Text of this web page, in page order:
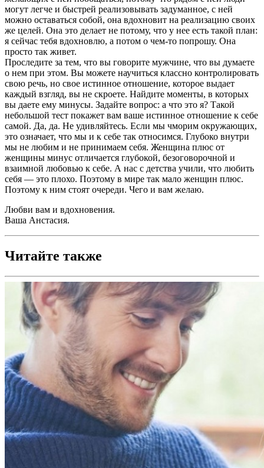
могут легче и быстрей реализовывать задуманное, с ней
можно оставаться собой, она вдохновит на реализацию своих
же целей. Она это делает не потому, что у нее есть такой план:
я сейчас тебя вдохновлю, а потом о чем-то попрошу. Она
просто так живет.
Проследите за тем, что вы говорите мужчине, что вы думаете
о нем при этом. Вы можете научиться классно контролировать
свою речь, но свое истинное отношение, которое выдает
каждый взгляд, вы не скроете. Найдите моменты, в которых
вы даете ему минусы. Задайте вопрос: а что это я? Такой
небольшой тест покажет вам ваше истинное отношение к себе
самой. Да, да. Не удивляйтесь. Если мы чморим окружающих,
это означает, что мы и к себе так относимся. Глубоко внутри
мы не любим и не принимаем себя. Женщина плюс от
женщины минус отличается глубокой, безоговорочной и
взаимной любовью к себе. А нас с детства учили, что любить
себя — это плохо. Поэтому в мире так мало женщин плюс.
Поэтому к ним стоят очереди. Чего и вам желаю.
Любви вам и вдохновения.
Ваша Анстасия.
Читайте также